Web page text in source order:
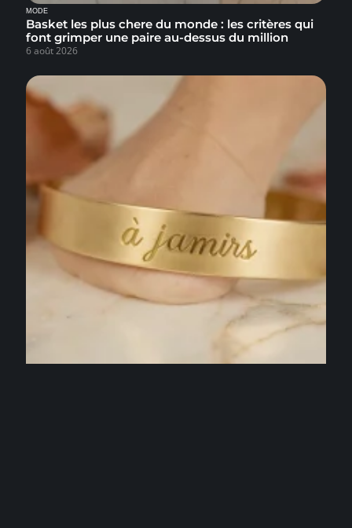
MODE
Basket les plus chere du monde : les critères qui
font grimper une paire au-dessus du million
6 août 2026